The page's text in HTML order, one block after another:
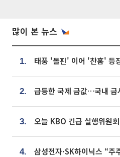
많이 본 뉴스
1.
2. 급등한 국제 금값…국내 금
3. 오늘 KBO 긴급 실행위원
4. 삼성전자·SK하이닉스 “주